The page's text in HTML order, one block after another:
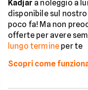
Kadjar a noleggio a
disponibile sul
poco fa! Ma non
offerte per avere
lungo termine per te
Scopri come